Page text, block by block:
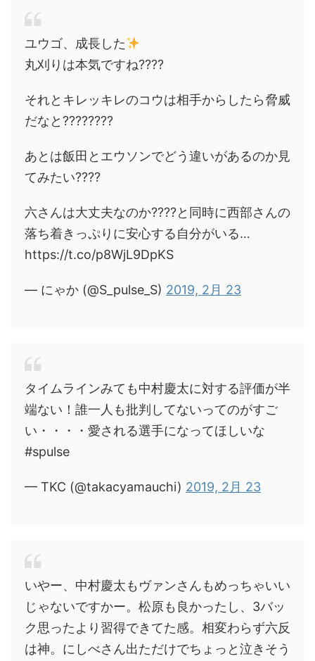
ユウゴ、成長した
丸刈りは本気ですね????
それとキレッキレのコウは相手からしたら脅威
だなと????????
あとは飯田とエウソンでどう違いがあるのか見
てみたい????
六さんは大丈夫なのか????と同時に西部さんの
落ち着きっぷりに安心する自分がいる…
https://t.co/p8WjL9DpKS
— にゃか (@S_pulse_S) 2019, 2月 23
タイムラインみても中村慶太に対する評価が半
端ない！誰一人も批判してないってのがすご
い・・・・愛される選手になってほしいな
#spulse
— TKC (@takacyamauchi) 2019, 2月 23
いやー、中村慶太もヴァンさんもめっちゃいい
じゃないですかー。松原も良かったし、3バッ
ク思ったより習得できてた感。相変わらず六反
は神。にしべさん出ただけでちょっと泣きそう